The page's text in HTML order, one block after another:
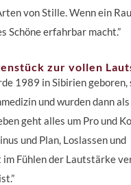
von Stille. Wenn ein
Schöne erfahrbar macht.”
zur vollen
1989 in Sibirien
und wurden dann als
geht alles um Pro und
und Plan, Loslassen und
im Fühlen der Lautstärke